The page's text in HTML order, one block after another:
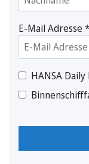
E-Mail Adresse*
HANSA